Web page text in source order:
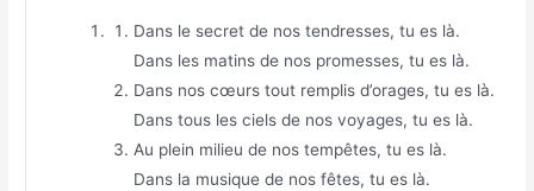
Dans le secret de nos tendresses, tu es là.
Dans les matins de nos promesses, tu es là.
Dans nos cœurs tout remplis d’orages, tu es là.
Dans tous les ciels de nos voyages, tu es là.
Au plein milieu de nos tempêtes, tu es là.
Dans la musique de nos fêtes, tu es là.